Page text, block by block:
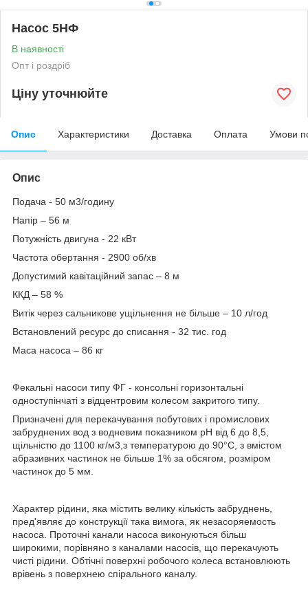
Насос 5НФ
В наявності
Опт і роздріб
Ціну уточнюйте
Опис Характеристики Доставка Оплата Умови
Опис
Подача - 50 м3/годину
Напір – 56 м
Потужність двигуна - 22 кВт
Частота обертання - 2900 об/хв
Допустимий кавітаційний запас – 8 м
ККД – 58 %
Витік через сальникове ущільнення не більше – 10 л/год
Встановлений ресурс до списання - 32 тис. год
Маса насоса – 86 кг
Фекальні насоси типу ФГ - консольні горизонтальні
одноступінчаті з відцентровим колесом закритого типу.
Призначені для перекачування побутових і промислових
забруднених вод з водневим показником рН від 6 до 8,5,
щільністю до 1100 кг/м3,з температурою до 90°С, з вмістом
абразивних частинок не більше 1% за обсягом, розміром
частинок до 5 мм.
Характер рідини, яка містить велику кількість забруднень,
пред'являє до конструкції така вимога, як незасоряемость
насоса. Проточні канали насоса виконуються більш
широкими, порівняно з каналами насосів, що перекачують
чисті рідини. Обтічні поверхні робочого колеса встановлюють
врівень з поверхнею спірального каналу.